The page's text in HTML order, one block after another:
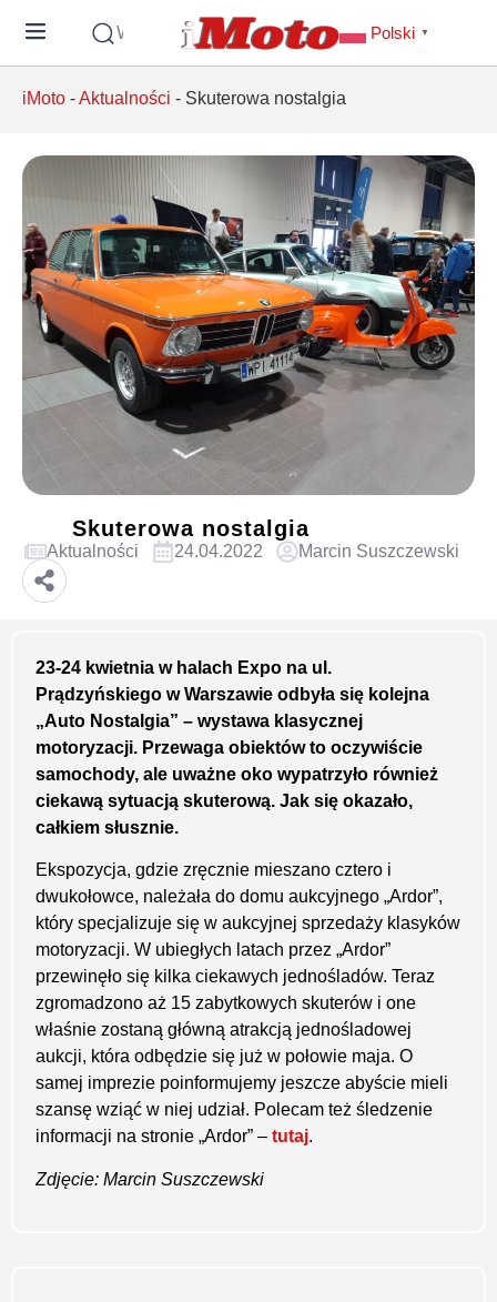
Wyszukaj Polski ▼
iMoto -Aktualności - Skuterowa nostalgia
Skuterowa nostalgia
Aktualności 24.04.2022 Marcin Suszczewski
23-24 kwietnia w halach Expo na ul.
Prądzyńskiego w Warszawie odbyła się kolejna
„Auto Nostalgia” – wystawa klasycznej
motoryzacji. Przewaga obiektów to oczywiście
samochody, ale uważne oko wypatrzyło również
ciekawą sytuacją skuterową. Jak się okazało,
całkiem słusznie.
Ekspozycja, gdzie zręcznie mieszano cztero i
dwukołowce, należała do domu aukcyjnego „Ardor”,
który specjalizuje się w aukcyjnej sprzedaży klasyków
motoryzacji. W ubiegłych latach przez „Ardor”
przewinęło się kilka ciekawych jednośladów. Teraz
zgromadzono aż 15 zabytkowych skuterów i one
właśnie zostaną główną atrakcją jednośladowej
aukcji, która odbędzie się już w połowie maja. O
samej imprezie poinformujemy jeszcze abyście mieli
szansę wziąć w niej udział. Polecam też śledzenie
informacji na stronie „Ardor” – tutaj.
Zdjęcie: Marcin Suszczewski